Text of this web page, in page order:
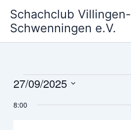
Inhalt
springen
Schachclub Villingen-
Schwenningen e.V.
Veranstaltungen
27.
27/09/2025
wählen.
8:00